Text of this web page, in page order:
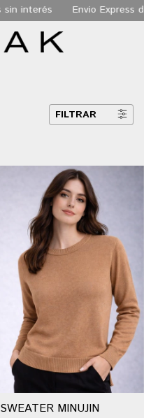
Envio Express de 24 hs a
FILTRAR
SWEATER MINUJIN